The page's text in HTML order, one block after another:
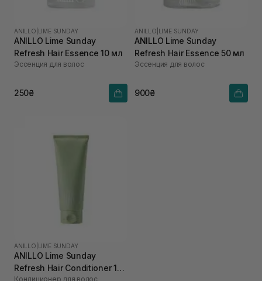
ANILLO LIME SUNDAY
ANILLO Lime Sunday
Refresh Hair Essence 10 мл
Эссенция для волос
250₴
ANILLO LIME SUNDAY
ANILLO Lime Sunday
Refresh Hair Essence 50 мл
Эссенция для волос
900₴
ANILLO LIME SUNDAY
ANILLO Lime Sunday
Refresh Hair Conditioner 150
Кондиционер для волос